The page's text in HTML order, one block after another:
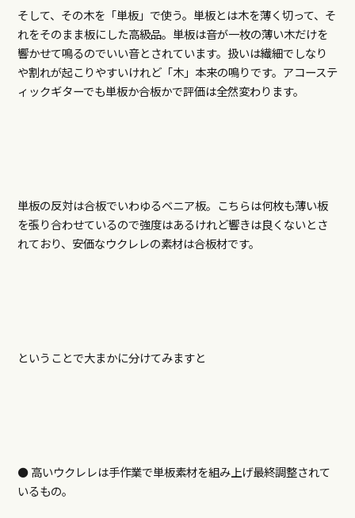
そして、その木を「単板」で使う。単板とは木を薄く切って、そ
れをそのまま板にした高級品。単板は音が一枚の薄い木だけを
響かせて鳴るのでいい音とされています。扱いは繊細でしなり
や割れが起こりやすいけれど「木」本来の鳴りです。アコーステ
ィックギターでも単板か合板かで評価は全然変わります。
単板の反対は合板でいわゆるベニア板。こちらは何枚も薄い板
を張り合わせているので強度はあるけれど響きは良くないとさ
れており、安価なウクレレの素材は合板材です。
ということで大まかに分けてみますと
⚫️ 高いウクレレは手作業で単板素材を組み上げ最終調整されて
いるもの。